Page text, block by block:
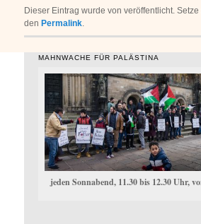
Dieser Eintrag wurde vonveröffentlicht.
den Permalink.
MAHNWACHE FÜR PALÄSTINA
jeden Sonnabend, 11.30 bis 12.30 Uhr,